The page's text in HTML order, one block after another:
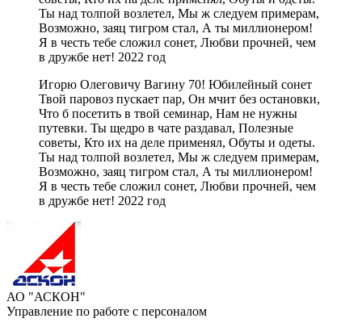
Ты над толпой возлетел, Мы ж следуем примерам,
Возможно, заяц тигром стал, А ты миллионером!
Я в честь тебе сложил сонет, Любви прочней, чем
в дружбе нет! 2022 год
Игорю Олеговичу Вагину 70! Юбилейный сонет
Твой паровоз пускает пар, Он мчит без остановки,
Что б посетить в твой семинар, Нам не нужны
путевки. Ты щедро в чате раздавал, Полезные
советы, Кто их на деле применял, Обуты и одеты.
Ты над толпой возлетел, Мы ж следуем примерам,
Возможно, заяц тигром стал, А ты миллионером!
Я в честь тебе сложил сонет, Любви прочней, чем
в дружбе нет! 2022 год
АО "АСКОН"
Управление по работе с персоналом